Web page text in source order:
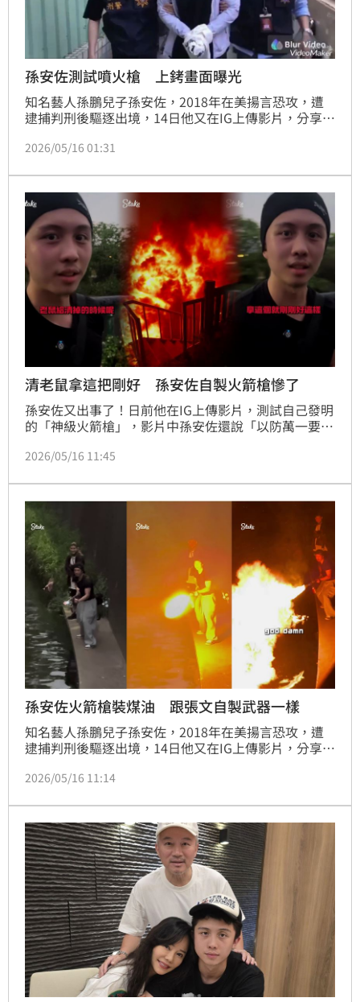
孫安佐測試噴火槍 上銬畫面曝光
知名藝人孫鵬兒子孫安佐，2018年在美揚言恐攻，遭
逮捕判刑後驅逐出境，14日他又在IG上傳影片，分享自
辦，循線將孫安佐拘提到案；北投分局表示，孫安佐測
災將不堪設想。
2026/05/16 01:31
清老鼠拿這把剛好 孫安佐自製火箭槍慘了
孫安佐又出事了！日前他在IG上傳影片，測試自己發明
的「神級火箭槍」，影片中孫安佐還說「以防萬一要把
勘查影片後，認為孫安佐的行為已違法，經檢察官核發
2026/05/16 11:45
孫安佐火箭槍裝煤油 跟張文自製武器一樣
知名藝人孫鵬兒子孫安佐，2018年在美揚言恐攻，遭
逮捕判刑後驅逐出境，14日他又在IG上傳影片，分享自
些老鼠給清掉的時候，拿這個就剛剛好這樣」；15日北
到案；據了解，孫安佐的火箭槍使用的是煤油，跟先前
北車隨機殺人的張文一樣。
2026/05/16 11:14